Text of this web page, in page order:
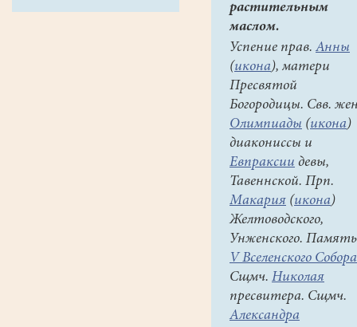
растительным
маслом.
Успение прав. Анны
(икона), матери
Пресвятой
Богородицы. Свв.
Олимпиады (икона)
диакониссы и
Евпраксии девы,
Тавеннской. Прп.
Макария (икона)
Желтоводского,
Унженского. Память
V Вселенского Собора
Сщмч. Николая
пресвитера. Сщмч.
Александра